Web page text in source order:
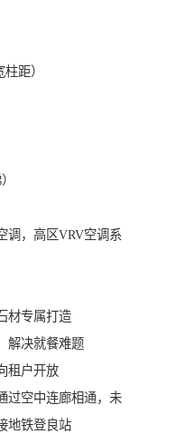
距）
调，高区VRV空调系
材专属打造
解决就餐难题
租户开放
过空中连廊相通，未
地铁登良站